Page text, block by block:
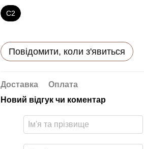
С2
Повідомити, коли з'явиться
Доставка
Оплата
Новий відгук чи коментар